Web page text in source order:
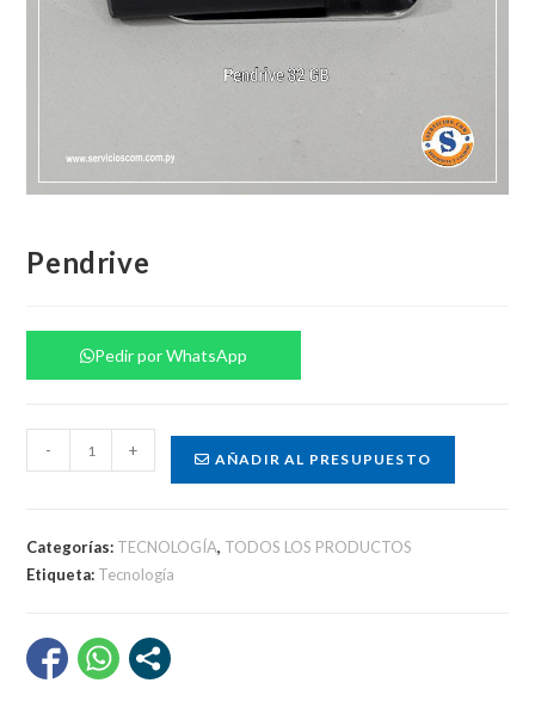
Pendrive
Pedir por WhatsApp
Pendrive
cantidad
- + AÑADIR AL PRESUPUESTO
Categorías: TECNOLOGÍA, TODOS LOS PRODUCTOS
Etiqueta: Tecnología